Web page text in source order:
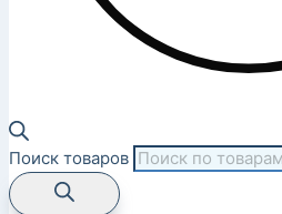
Поиск товаров